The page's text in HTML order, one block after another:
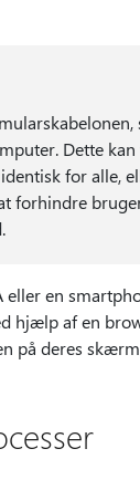
Dette
for alle,
forhindre
en
hjælp af en
på deres